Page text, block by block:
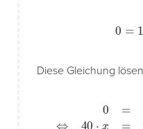
Diese Gleichung
40⋅x